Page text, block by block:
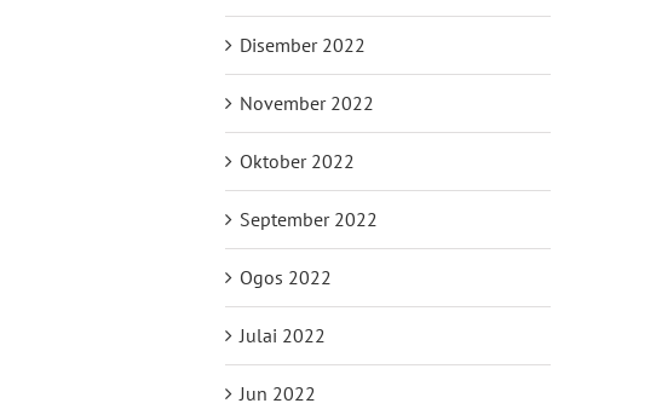
Disember 2022
November 2022
Oktober 2022
September 2022
Ogos 2022
Julai 2022
Jun 2022